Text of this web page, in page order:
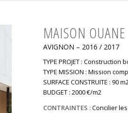
MAISON OUANE
AVIGNON – 2016 / 2017
TYPE PROJET : Construction
TYPE MISSION : Mission
SURFACE CONSTRUITE : 90
BUDGET : 2000 €/m2
CONTRAINTES :Concilier